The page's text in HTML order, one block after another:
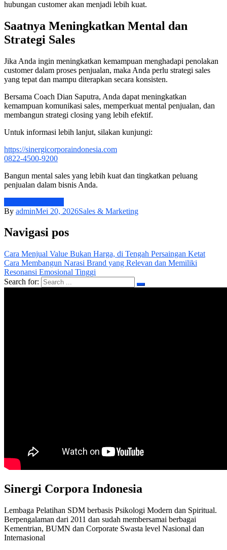
hubungan customer akan menjadi lebih kuat.
Saatnya Meningkatkan Mental dan
Strategi Sales
Jika Anda ingin meningkatkan kemampuan menghadapi penolakan
customer dalam proses penjualan, maka Anda perlu strategi sales
yang tepat dan mampu diterapkan secara konsisten.
Bersama Coach Dian Saputra, Anda dapat meningkatkan
kemampuan komunikasi sales, memperkuat mental penjualan, dan
membangun strategi closing yang lebih efektif.
Untuk informasi lebih lanjut, silakan kunjungi:
https://sinergicorporaindonesia.com
0822-4500-9200
Bangun mental sales yang lebih kuat dan tingkatkan peluang
penjualan dalam bisnis Anda.
By adminMei 20, 2026Sales & Marketing
Navigasi pos
Cara Menjual Value Bukan Harga, di Tengah Persaingan Ketat
Cara Membangun Narasi Brand yang Relevan dan Memiliki
Resonansi Emosional Tinggi
Search for:
Sinergi Corpora Indonesia
Lembaga Pelatihan SDM berbasis Psikologi Modern dan Spiritual.
Berpengalaman dari 2011 dan sudah membersamai berbagai
Kementrian, BUMN dan Corporate Swasta level Nasional dan
Internasional